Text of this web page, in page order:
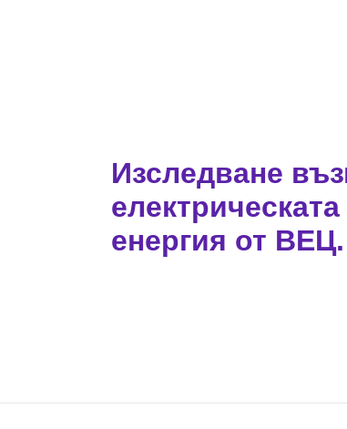
Изследване
енергия от ВЕЦ.